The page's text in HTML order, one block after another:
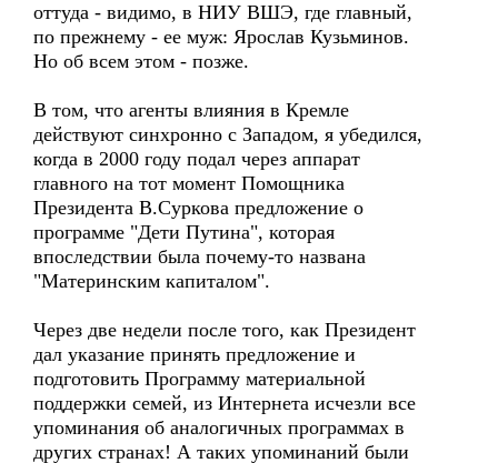
оттуда - видимо, в НИУ ВШЭ, где главный,
по прежнему - ее муж: Ярослав Кузьминов.
Но об всем этом - позже.
В том, что агенты влияния в Кремле
действуют синхронно с Западом, я убедился,
когда в 2000 году подал через аппарат
главного на тот момент Помощника
Президента В.Суркова предложение о
программе "Дети Путина", которая
впоследствии была почему-то названа
"Материнским капиталом".
Через две недели после того, как Президент
дал указание принять предложение и
подготовить Программу материальной
поддержки семей, из Интернета исчезли все
упоминания об аналогичных программах в
других странах! А таких упоминаний были